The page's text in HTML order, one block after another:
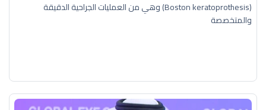
(Boston keratoprothesis) وهي من العمليات الجراحية الدقيقة
والمتخصصة